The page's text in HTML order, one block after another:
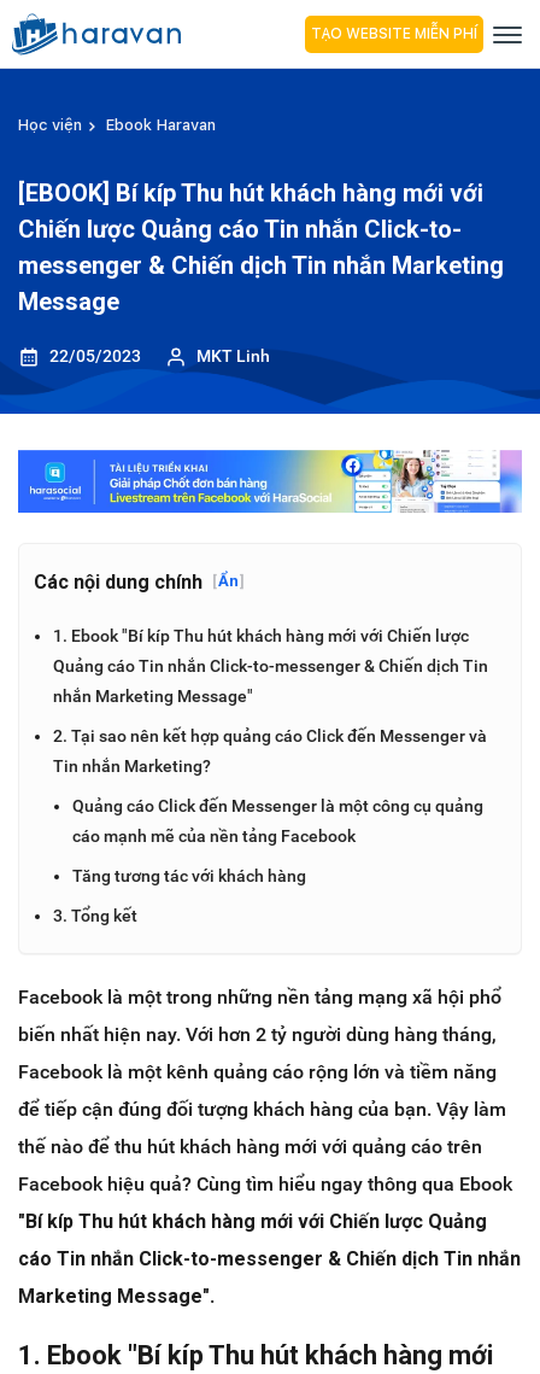
TẠO WEBSITE MIỄN PHÍ
Học viện Ebook Haravan
[EBOOK] Bí kíp Thu hút khách hàng mới với
Chiến lược Quảng cáo Tin nhắn Click-to-
messenger & Chiến dịch Tin nhắn Marketing
Message
22/05/2023 MKT Linh
Các nội dung chính [Ẩn]
1. Ebook "Bí kíp Thu hút khách hàng mới với Chiến lược
Quảng cáo Tin nhắn Click-to-messenger & Chiến dịch Tin
nhắn Marketing Message"
2. Tại sao nên kết hợp quảng cáo Click đến Messenger và
Tin nhắn Marketing?
Quảng cáo Click đến Messenger là một công cụ quảng
cáo mạnh mẽ của nền tảng Facebook
Tăng tương tác với khách hàng
3. Tổng kết
Facebook là một trong những nền tảng mạng xã hội phổ
biến nhất hiện nay. Với hơn 2 tỷ người dùng hàng tháng,
Facebook là một kênh quảng cáo rộng lớn và tiềm năng
để tiếp cận đúng đối tượng khách hàng của bạn. Vậy làm
thế nào để thu hút khách hàng mới với quảng cáo trên
Facebook hiệu quả? Cùng tìm hiểu ngay thông qua Ebook
"Bí kíp Thu hút khách hàng mới với Chiến lược Quảng
cáo Tin nhắn Click-to-messenger & Chiến dịch Tin nhắn
Marketing Message".
1. Ebook "Bí kíp Thu hút khách hàng mới